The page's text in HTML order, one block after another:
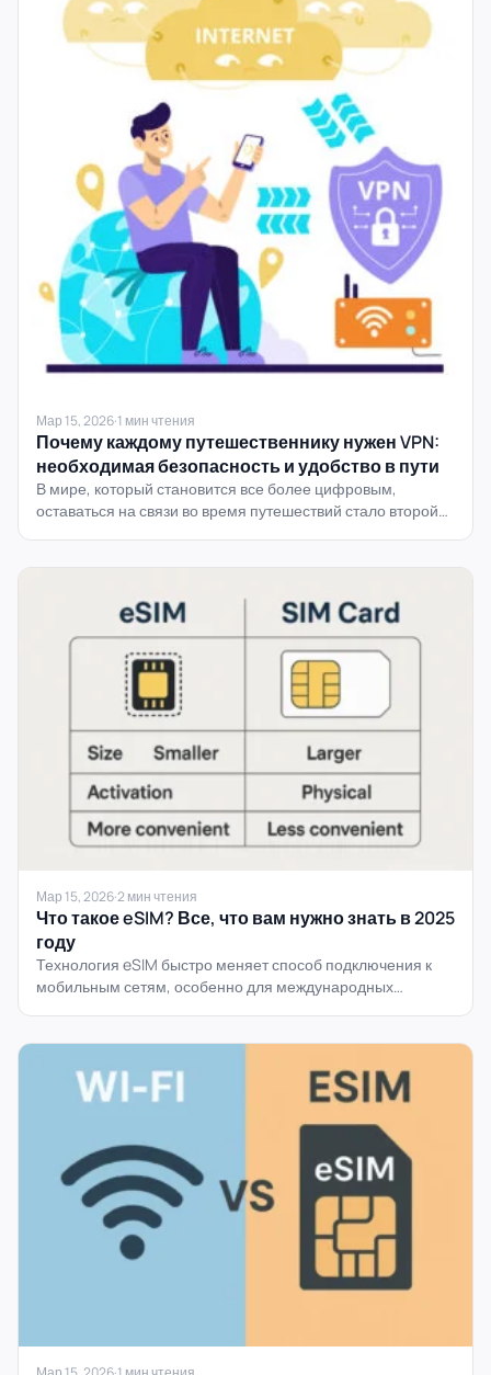
Мар 15, 2026·1 мин чтения
Почему каждому путешественнику нужен VPN:
необходимая безопасность и удобство в пути
В мире, который становится все более цифровым,
оставаться на связи во время путешествий стало второй
Мар 15, 2026·2 мин чтения
Что такое eSIM? Все, что вам нужно знать в 2025
году
Технология eSIM быстро меняет способ подключения к
мобильным сетям, особенно для международных